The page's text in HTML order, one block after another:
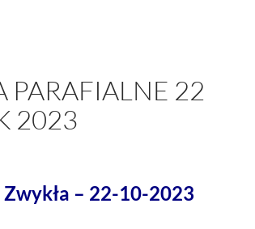
PARAFIALNE 22
2023
– 22-10-2023